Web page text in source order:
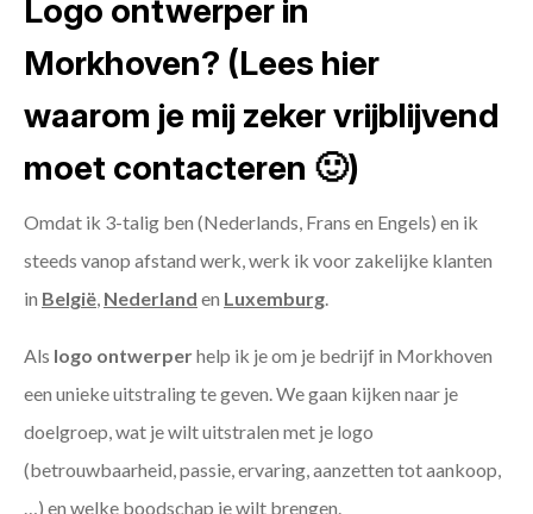
Logo ontwerper in
Morkhoven? (Lees hier
waarom je mij zeker vrijblijvend
moet contacteren 🙂)
Omdat ik 3-talig ben (Nederlands, Frans en Engels) en ik
steeds vanop afstand werk, werk ik voor zakelijke klanten
in België, Nederland en Luxemburg.
Als logo ontwerperhelp ik je om je bedrijf in Morkhoven
een unieke uitstraling te geven. We gaan kijken naar je
doelgroep, wat je wilt uitstralen met je logo
(betrouwbaarheid, passie, ervaring, aanzetten tot aankoop,
…) en welke boodschap je wilt brengen.